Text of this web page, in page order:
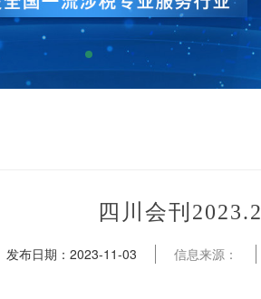
四川会刊2023.2
发布日期： 2023-11-03 信息来源：